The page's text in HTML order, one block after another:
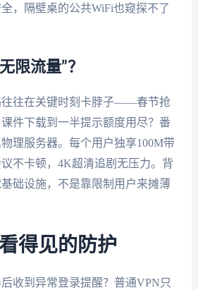
，隔壁桌的公共WiFi也窥探不了
限流量”？
往往在关键时刻卡脖子——春节抢
件下载到一半提示额度用尽？番
理服务器。每个用户独享100M带
不卡顿，4K超清追剧无压力。背
础设施，不是靠限制用户来摊薄
得见的防护
收到异常登录提醒？普通VPN只